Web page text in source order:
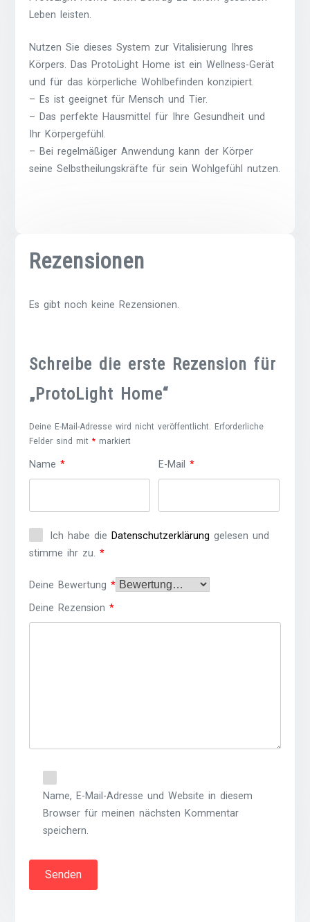
Leben leisten.
Nutzen Sie dieses System zur Vitalisierung Ihres
Körpers. Das ProtoLight Home ist ein Wellness-Gerät
und für das körperliche Wohlbefinden konzipiert.
– Es ist geeignet für Mensch und Tier.
– Das perfekte Hausmittel für Ihre Gesundheit und
Ihr Körpergefühl.
– Bei regelmäßiger Anwendung kann der Körper
seine Selbstheilungskräfte für sein Wohlgefühl nutzen.
Rezensionen
Es gibt noch keine Rezensionen.
Schreibe die erste Rezension für
„ProtoLight Home“
Deine E-Mail-Adresse wird nicht veröffentlicht. Erforderliche
Felder sind mit* markiert
Name* E-Mail*
Ich habe die Datenschutzerklärung gelesen und
stimme ihr zu. *
Deine Bewertung*
Deine Rezension*
Name, E-Mail-Adresse und Website in diesem
Browser für meinen nächsten Kommentar
speichern.